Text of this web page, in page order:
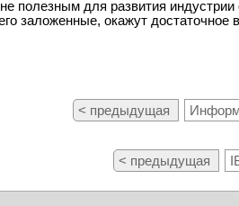
полезным для развития
заложенные, окажут достаточное
< предыдущая
< предыдущая